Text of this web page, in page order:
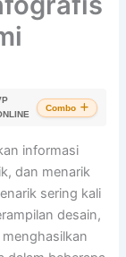
Combo
informasi
dan menarik
sering kali
desain,